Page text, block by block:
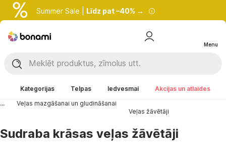
Summer Sale | Līdz pat –40% →
Menu
Kategorijas Telpas Iedvesmai
Akcijas un atlaides
...
Veļas mazgāšanai un gludināšanai
Veļas žāvētāji
Sudraba krāsas veļas žāvētāji